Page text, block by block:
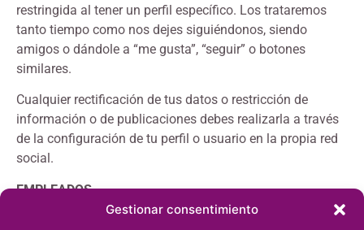
Gestionar consentimiento
restringida al tener un perfil específico. Los trataremos
tanto tiempo como nos dejes siguiéndonos, siendo
amigos o dándole a “me gusta”, “seguir” o botones
similares.
Cualquier rectificación de tus datos o restricción de
información o de publicaciones debes realizarla a través
de la configuración de tu perfil o usuario en la propia red
social.
EMPLEADOS
¿Con que finalidades se tratarán sus datos personales?